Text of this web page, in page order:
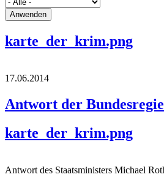
karte_der_krim.png
17.06.2014
Antwort der
karte_der_krim.png
Antwort des Staatsministers Michael